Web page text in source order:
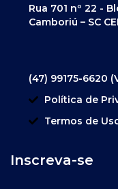
Rua 701 nº 22 -
Camboriú – SC
(47) 99175-6620
Política de
Termos de
Inscreva-se